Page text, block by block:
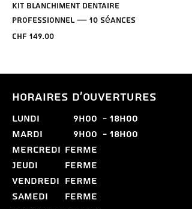
Kit Blanchiment Dentaire
Professionnel — 10 Séances
Price
CHF 149.00
HORAIRES D'OUVERTURES
LUNDI
MARDI
MERCREDI
JEUDI
VENDREDI
SAMEDI
9h00
9H00
FERME
FERME
FERME
FERME
- 18H00
- 18H00